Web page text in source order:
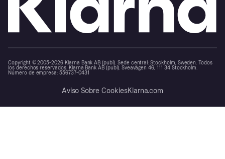
Copyright © 2005-2026 Klarna Bank AB (publ). Sede central: Stockholm, Sweden. Todos
los derechos reservados. Klarna Bank AB (publ). Sveavägen 46, 111 34 Stockholm.
Número de empresa: 556737-0431
Aviso Sobre CookiesKlarna.com